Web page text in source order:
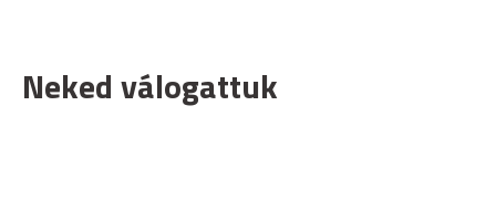
Neked válogattuk